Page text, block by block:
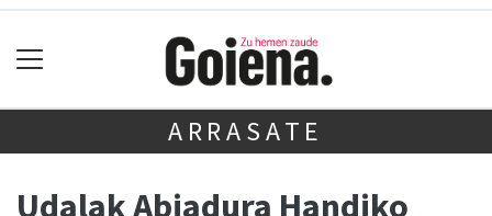
ARRASATE
Udalak Abiadura Handiko